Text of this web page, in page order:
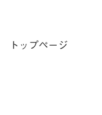
トップページ